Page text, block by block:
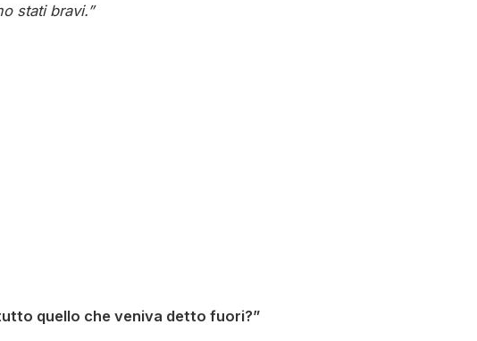
stati bravi.”
quello che veniva detto fuori?”